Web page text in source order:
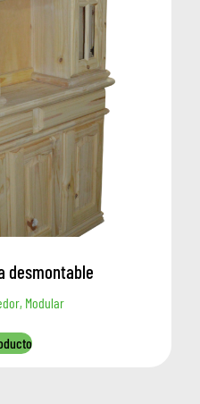
desmontable
Modular